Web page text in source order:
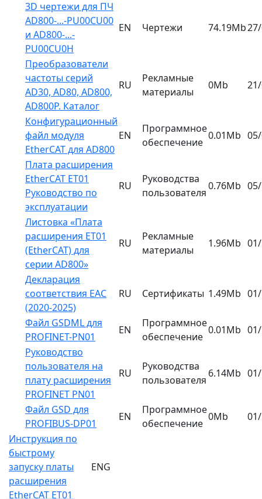
3D чертежи для ПЧ
AD800-...-PU00CU00
и AD800-...-
PU00CU0H
EN Чертежи 74.19Mb
Преобразователи
частоты серий
AD30, AD80, AD800,
AD800P. Каталог
RU
Рекламные
материалы
0Mb
Конфигурационный
файл модуля
EtherCAT для AD800
EN
Программное
обеспечение
0.01Mb
Плата расширения
EtherCAT ET01
Руководство по
эксплуатации
RU
Руководства
пользователя
0.76Mb
Листовка «Плата
расширения ET01
(EtherCAT) для
серии AD800»
RU
Рекламные
материалы
1.96Mb
Декларация
соответствия EAC
(2020-2025)
RU Сертификаты 1.49Mb
Файл GSDML для
PROFINET-PN01
EN
Программное
обеспечение
0.01Mb
Руководство
пользователя на
плату расширения
PROFINET PN01
RU
Руководства
пользователя
6.14Mb
Файл GSD для
PROFIBUS-DP01
EN
Программное
обеспечение
0Mb
Инструкция по
быстрому
запуску платы
расширения
EtherCAT ET01
ENG